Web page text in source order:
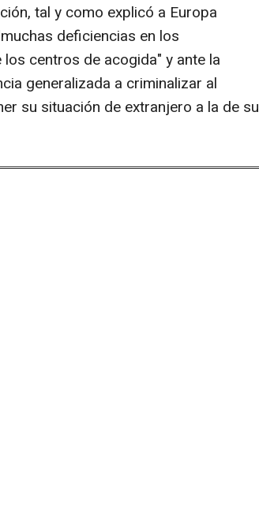
tal y como explicó a Europa
deficiencias en los
centros de acogida" y ante la
generalizada a criminalizar al
su situación de extranjero a la de su